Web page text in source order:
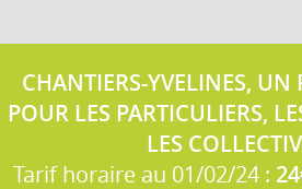
CHANTIERS-YVELINES, UN
POUR LES PARTICULIERS,
LES
Tarif horaire au 01/02/24 :